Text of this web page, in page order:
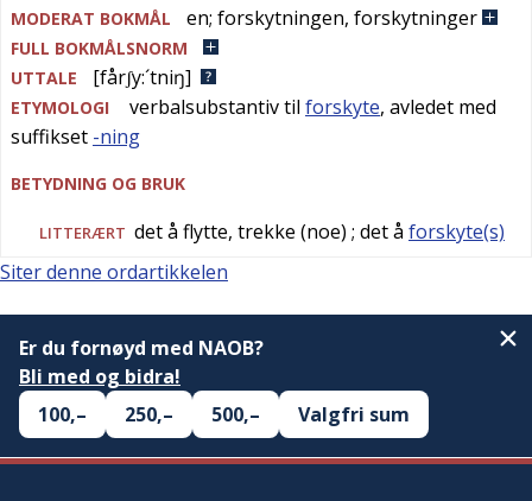
MODERAT BOKMÅL en; forskytningen, forskytninger
FULL BOKMÅLSNORM
UTTALE
[fårʃy:´tniŋ]
ETYMOLOGI verbalsubstantiv til forskyte, avledet med
suffikset -ning
BETYDNING OG BRUK
LITTERÆRT det å flytte, trekke (noe) ; det å forskyte(s)
Siter denne ordartikkelen
Er du fornøyd med NAOB?
Bli med og bidra!
100,–
250,– 500,– Valgfri sum